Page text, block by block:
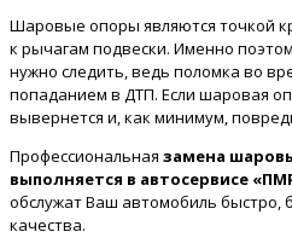
Шаровые опоры являются точкой
к рычагам подвески. Именно
нужно следить, ведь поломка во
попаданием в ДТП. Если шаровая
вывернется и, как минимум,
Профессиональная замена
выполняется в автосервисе
обслужат Ваш автомобиль быстро,
качества.